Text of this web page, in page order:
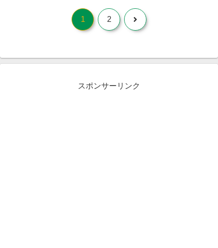
1 2 次
スポンサーリンク